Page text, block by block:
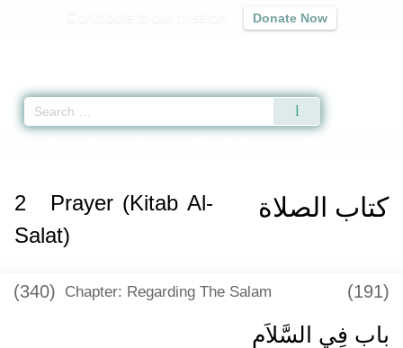
Donate Now
كتاب الصلاة 2
Prayer (Kitab Al-
Salat)
(340) Chapter: Regarding The Salam (191)
باب فِي السَّلاَمِ